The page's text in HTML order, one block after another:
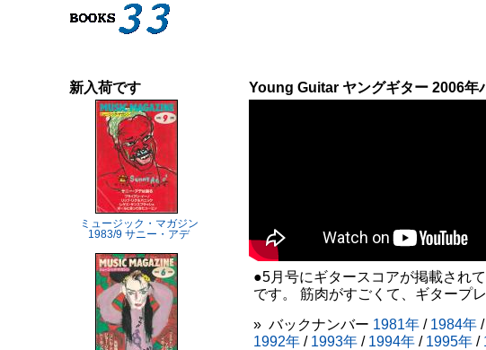
新入荷です
ミュージック・マガジン
1983/9 サニー・アデ
Young Guitar ヤングギター 2006年
●5月号にギタースコアが掲載され
です。 筋肉がすごくて、ギタープ
» バックナンバー 1981年 / 1984年 /
1992年 / 1993年 / 1994年 / 1995年 /